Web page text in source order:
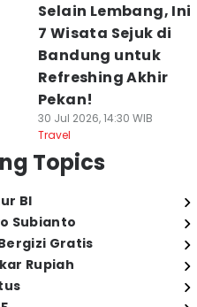
Selain Lembang, Ini
7 Wisata Sejuk di
Bandung untuk
Refreshing Akhir
Pekan!
30 Jul 2026, 14:30 WIB
Travel
Topics
BI
Subianto
Gratis
Rupiah